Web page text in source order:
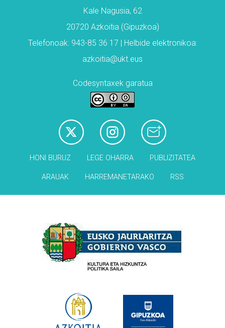
Kale Nagusia, 62
20720 Azkoitia (Gipuzkoa)
Telefonoak: 943-85 36 17 | Helbide elektronikoa:
azkoitia@ukt.eus
Codesyntaxek garatua
HONI BURUZ LEGE OHARRA PUBLIZITATEA
ARAUAK HARREMANETARAKO RSS